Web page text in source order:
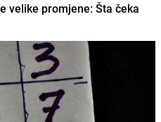
velike promjene: Šta čeka